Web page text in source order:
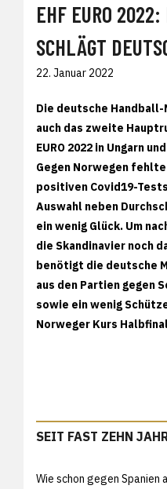
EHF EURO 2022:
SCHLÄGT
22. Januar 2022
Die deutsche
auch das zweite
EURO 2022 in Ungarn
Gegen Norwegen
positiven Covid19-
Auswahl neben
ein wenig Glück. Um
die Skandinavier noch
benötigt die deutsche
aus den Partien gegen
sowie ein wenig
Norweger Kurs
SEIT FAST ZEHN
Wie schon gegen